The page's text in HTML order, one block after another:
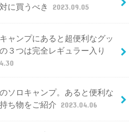
に買うべき
2023.09.05
ャンプにあると超便利なグッ
３つは完全レギュラー入り
ソロキャンプ。あると便利な
ち物をご紹介 2023.04.06